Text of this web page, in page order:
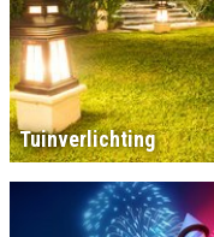
Tuinverlichting